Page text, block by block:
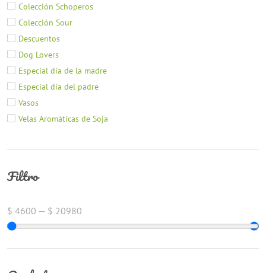
Colección Schoperos
Colección Sour
Descuentos
Dog Lovers
Especial día de la madre
Especial día del padre
Vasos
Velas Aromáticas de Soja
Filtro
$ 4600 — $ 20980